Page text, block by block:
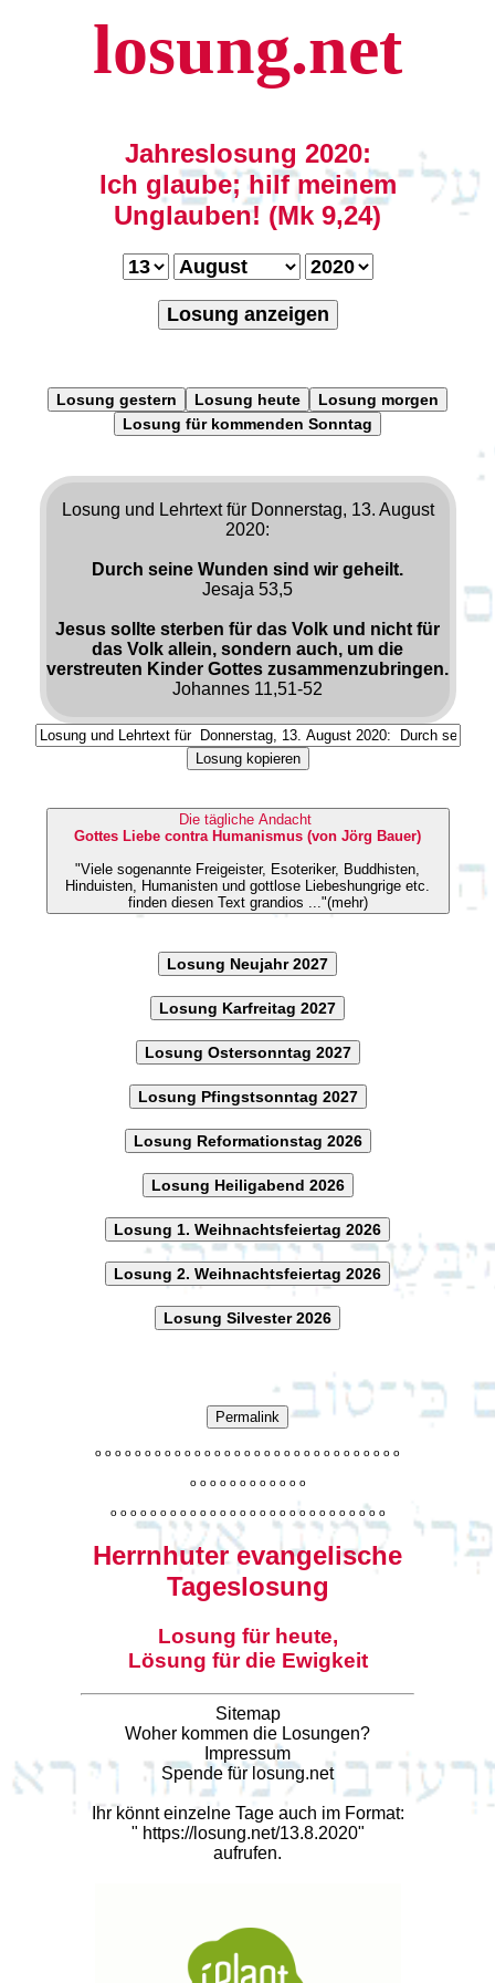
losung.net
Jahreslosung 2020:
Ich glaube; hilf meinem
Unglauben! (Mk 9,24)
Losung anzeigen
Losung gestern Losung heute
Losung morgen
Losung für kommenden Sonntag
Losung und Lehrtext für Donnerstag, 13. August
2020:
Durch seine Wunden sind wir geheilt.
Jesaja 53,5
Jesus sollte sterben für das Volk und nicht für
das Volk allein, sondern auch, um die
verstreuten Kinder Gottes zusammenzubringen.
Johannes 11,51-52
Losung kopieren
Die tägliche Andacht
Gottes Liebe contra Humanismus (von Jörg Bauer)
"Viele sogenannte Freigeister, Esoteriker, Buddhisten,
Hinduisten, Humanisten und gottlose Liebeshungrige etc.
finden diesen Text grandios ..."(mehr)
Losung Neujahr 2027
Losung Karfreitag 2027
Losung Ostersonntag 2027
Losung Pfingstsonntag 2027
Losung Reformationstag 2026
Losung Heiligabend 2026
Losung 1. Weihnachtsfeiertag 2026
Losung 2. Weihnachtsfeiertag 2026
Losung Silvester 2026
Permalink
o o o o o o o o o o o o o o o o o o o o o o o o o o o o o o o
o o o o o o o o o o o o
o o o o o o o o o o o o o o o o o o o o o o o o o o o o
Herrnhuter evangelische
Tageslosung
Losung für heute,
Lösung für die Ewigkeit
Sitemap
Woher kommen die Losungen?
Impressum
Spende für losung.net
Ihr könnt einzelne Tage auch im Format:
" https://losung.net/13.8.2020"
aufrufen.